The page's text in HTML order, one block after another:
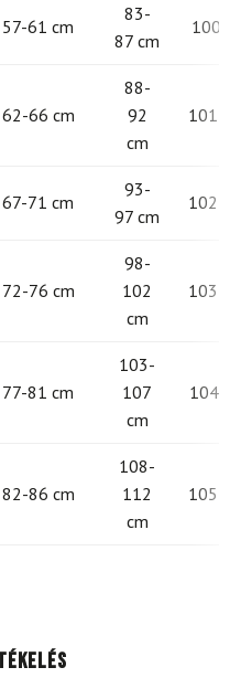
57-61 cm
83-
87 cm
62-66 cm
88-
92
cm
101
67-71 cm
93-
97 cm
102
72-76 cm
98-
102
cm
103
77-81 cm
103-
107
cm
104
82-86 cm
108-
112
cm
105